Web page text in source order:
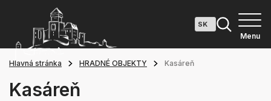
Menu
Hlavná stránka HRADNÉ OBJEKTY Kasáreň
Kasáreň